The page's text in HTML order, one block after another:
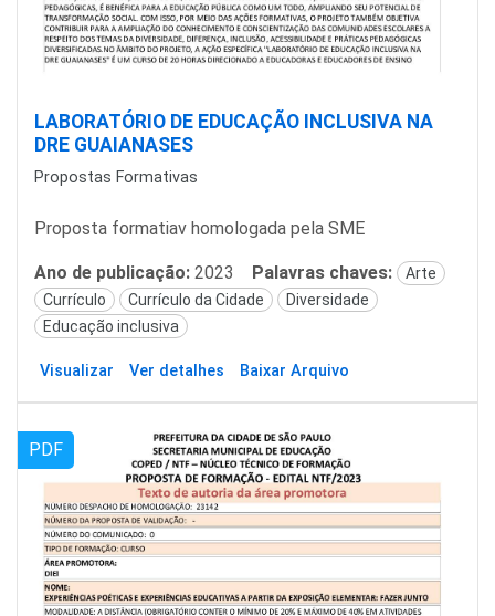
LABORATÓRIO DE EDUCAÇÃO INCLUSIVA NA
DRE GUAIANASES
Propostas Formativas
Proposta formatiav homologada pela SME
Ano de publicação: 2023 Palavras chaves:
Arte
Currículo
Currículo da Cidade
Diversidade
Educação inclusiva
Visualizar Ver detalhes Baixar Arquivo
PDF